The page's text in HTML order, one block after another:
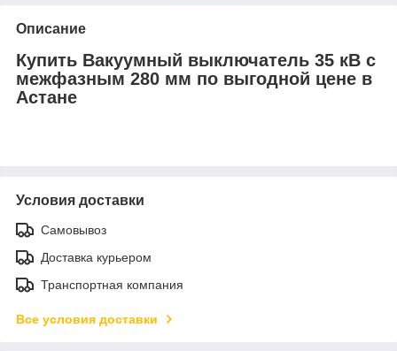
Описание
Купить Вакуумный выключатель 35 кВ с
межфазным 280 мм по выгодной цене в
Астане
Условия доставки
Самовывоз
Доставка курьером
Транспортная компания
Все условия доставки